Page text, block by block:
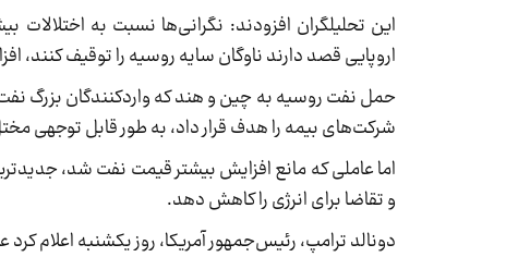
این تحلیلگران افزودند: نگرانی‌ها نسبت به اختلالات
اروپایی قصد دارند ناوگان سایه روسیه را توقیف کنند،
حمل نفت روسیه به چین و هند که واردکنندگان بزرگ
شرکت‌های بیمه را هدف قرار داد، به طور قابل توجهی
اما عاملی که مانع افزایش بیشتر قیمت‌ نفت شد،
و تقاضا برای انرژی را کاهش دهد.